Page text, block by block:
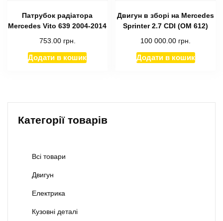
Патрубок радіатора
Mercedes Vito 639 2004-2014
753.00 грн.
Додати в кошик
Двигун в зборі на Mercedes
Sprinter 2.7 CDI (ОМ 612)
100 000.00 грн.
Додати в кошик
Категорії товарів
Всі товари
Двигун
Електрика
Кузовні деталі